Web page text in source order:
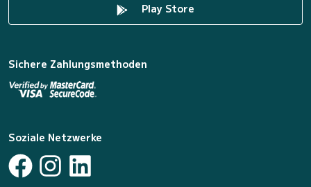
Play Store
Sichere Zahlungsmethoden
Soziale Netzwerke